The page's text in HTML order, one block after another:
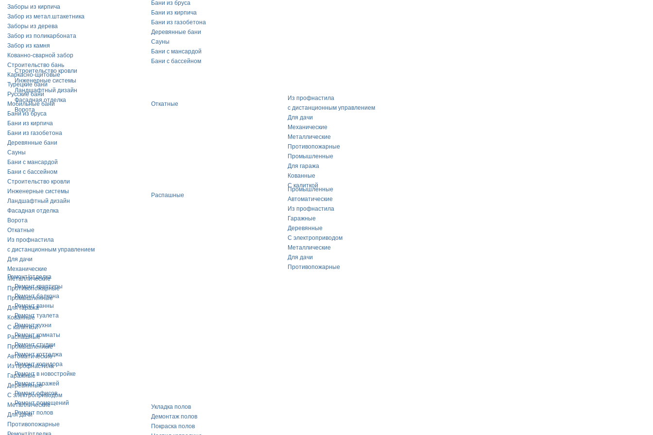
Бани из бруса
Бани из кирпича
Бани из газобетона
Деревянные бани
Сауны
Бани с мансардой
Бани с бассейном
Строительство кровли
Инженерные системы
Ландшафтный дизайн
Фасадная отделка
Ворота
Откатные
Из профнастила
с дистанционным управлением
Для дачи
Механические
Металлические
Противопожарные
Промышленные
Для гаража
Кованные
С калиткой
Распашные
Промышленные
Автоматические
Из профнастила
Гаражные
Деревянные
С электроприводом
Металлические
Для дачи
Противопожарные
Ремонт/отделка
Ремонт квартиры
Ремонт балкона
Ремонт ванны
Ремонт туалета
Ремонт кухни
Ремонт комнаты
Ремонт студии
Ремонт коттеджа
Ремонт коридора
Ремонт в новостройке
Ремонт гаражей
Ремонт офисов
Ремонт помещений
Ремонт полов
Укладка полов
Демонтаж полов
Покраска полов
Заборы из кирпича
Забор из метал.штакетника
Заборы из дерева
Забор из поликарбоната
Забор из камня
Кованно-сварной забор
Строительство бань
Каркасно-щитовые
Турецкие бани
Русские бани
Мобильные бани
Бани из бруса
Бани из кирпича
Бани из газобетона
Деревянные бани
Сауны
Бани с мансардой
Бани с бассейном
Строительство кровли
Инженерные системы
Ландшафтный дизайн
Фасадная отделка
Ворота
Откатные
Из профнастила
с дистанционным управлением
Для дачи
Механические
Металлические
Противопожарные
Промышленные
Для гаража
Кованные
С калиткой
Распашные
Промышленные
Автоматические
Из профнастила
Гаражные
Деревянные
С электроприводом
Металлические
Для дачи
Противопожарные